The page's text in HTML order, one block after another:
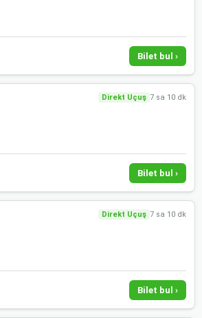
Bilet bul ›
Direkt Uçuş 7 sa 10 dk
Bilet bul ›
Direkt Uçuş 7 sa 10 dk
Bilet bul ›